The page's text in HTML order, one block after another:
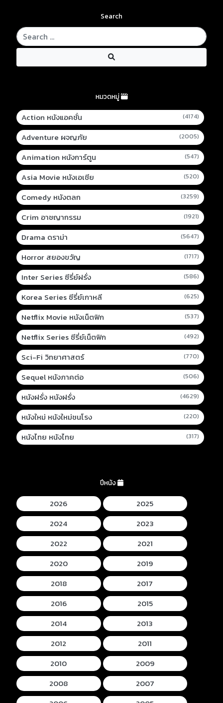
Search
หมวดหมู่
Action หนังแอคชั่น (4174)
Adventure ผจญภัย (2005)
Animation หนังการ์ตูน (547)
Asia Movie หนังเอเชีย (520)
Comedy หนังตลก (3259)
Crim อาชญากรรม (1921)
Drama ดราม่า (5647)
Horror สยองขวัญ (1717)
Inter Series ซีรี่ย์ฝรั่ง (586)
Korea Series ซีรี่ย์เกาหลี (625)
Netflix Movie หนังเน็ตฟิก (537)
Netflix Series ซีรี่ย์เน็ตฟิก (492)
Sci-Fi วิทยาศาสตร์ (770)
Sequel หนังภาคต่อ (506)
หนังฝรั่ง หนังฝรั่ง (4629)
หนังใหม่ หนังใหม่ชนโรง (220)
หนังไทย หนังไทย (317)
ปีหนัง
2026
2025
2024
2023
2022
2021
2020
2019
2018
2017
2016
2015
2014
2013
2012
2011
2010
2009
2008
2007